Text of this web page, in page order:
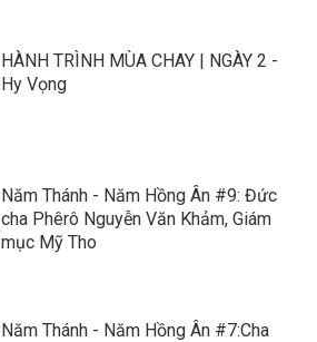
HÀNH TRÌNH MÙA CHAY | NGÀY 2 -
Hy Vọng
Năm Thánh - Năm Hồng Ân #9: Đức
cha Phêrô Nguyễn Văn Khảm, Giám
mục Mỹ Tho
Năm Thánh - Năm Hồng Ân #7:Cha